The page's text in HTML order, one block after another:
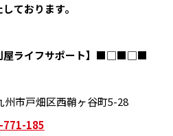
ております。
ライフサポート】 ■□■□■
市戸畑区西鞘ヶ谷町5-28
771-185